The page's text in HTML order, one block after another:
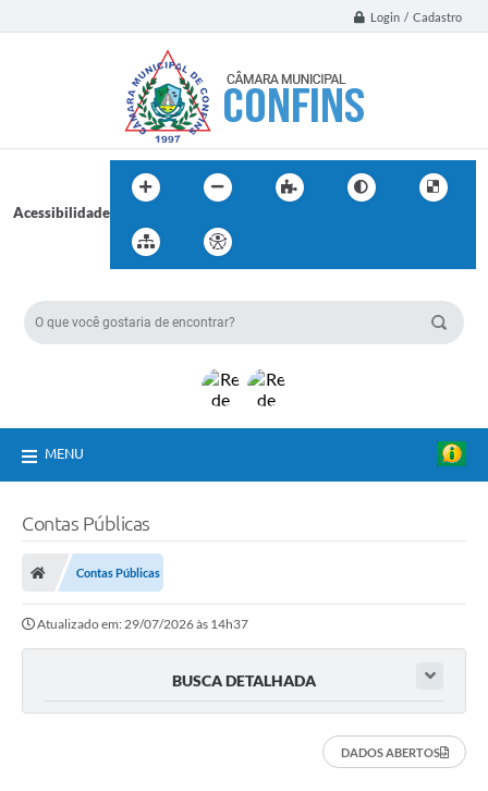
Login / Cadastro
Acessibilidade
MENU
Contas Públicas
Contas Públicas
Atualizado em: 29/07/2026 às 14h37
BUSCA DETALHADA
DADOS ABERTOS